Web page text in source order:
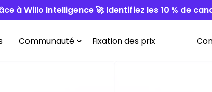
à Willo Intelligence 🚀 Identifiez les 10 % de
Communauté Fixation des prix